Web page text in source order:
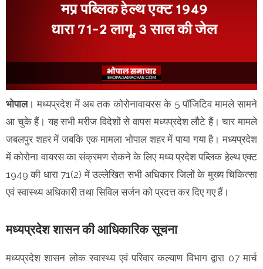
भोपाल। मध्यप्रदेश में अब तक कोरोनावायरस के 5 पॉजिटिव मामले सामने
आ चुके हैं। यह सभी मरीज विदेशों से वापस मध्यप्रदेश लौटे हैं। चार मामले
जबलपुर शहर में जबकि एक मामला भोपाल शहर में पाया गया है। मध्यप्रदेश
में कोरोना वायरस का संक्रमण रोकने के लिए मध्य प्रदेश पब्लिक हेल्थ एक्ट
1949 की धारा 71(2) में उल्लेखित सभी अधिकार जिलों के मुख्य चिकित्सा
एवं स्वास्थ्य अधिकारी तथा सिविल सर्जन को प्रदत्त कर दिए गए हैं।
मध्यप्रदेश शासन की आधिकारिक सूचना
मध्यप्रदेश शासन लोक स्वास्थ्य एवं परिवार कल्याण विभाग द्वारा 07 मार्च